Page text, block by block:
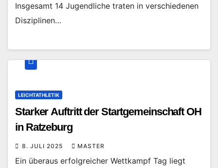
Insgesamt 14 Jugendliche traten in verschiedenen
Disziplinen…
LEICHTATHLETIK
Starker Auftritt der Startgemeinschaft OH
in Ratzeburg
8. JULI 2025 MASTER
Ein überaus erfolgreicher Wettkampf Tag liegt